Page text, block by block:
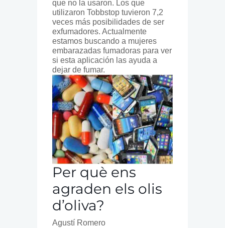
que no la usaron. Los que
utilizaron Tobbstop tuvieron 7,2
veces más posibilidades de ser
exfumadores. Actualmente
estamos buscando a mujeres
embarazadas fumadoras para ver
si esta aplicación las ayuda a
dejar de fumar.
Per què ens
agraden els olis
d’oliva?
Agustí Romero